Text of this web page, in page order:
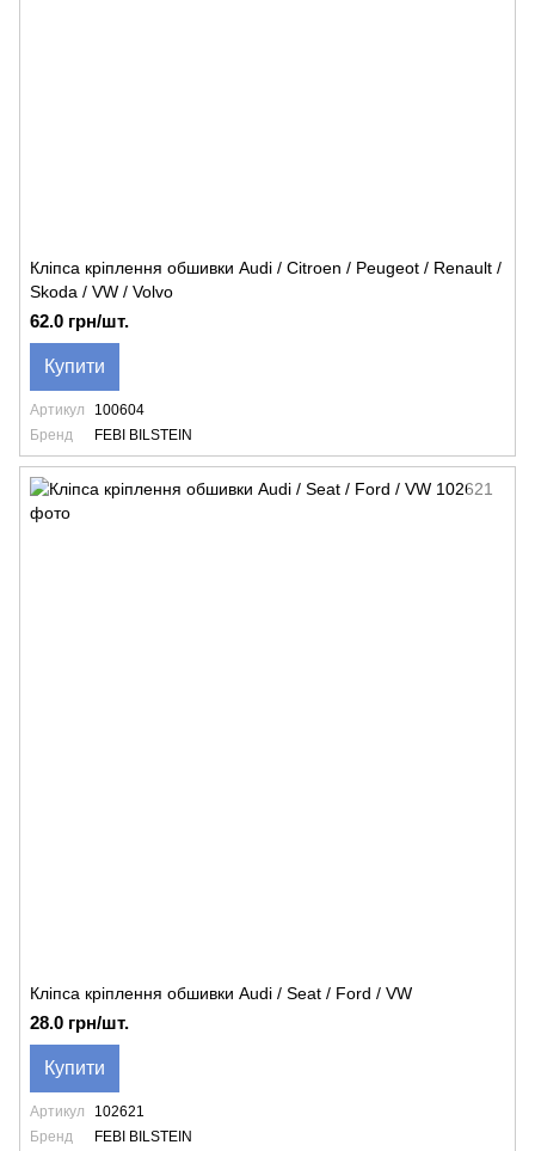
Кліпса кріплення обшивки Audi / Citroen / Peugeot / Renault /
Skoda / VW / Volvo
62.0 грн/шт.
Купити
Артикул
100604
Бренд
FEBI BILSTEIN
Кліпса кріплення обшивки Audi / Seat / Ford / VW
28.0 грн/шт.
Купити
Артикул
102621
Бренд
FEBI BILSTEIN